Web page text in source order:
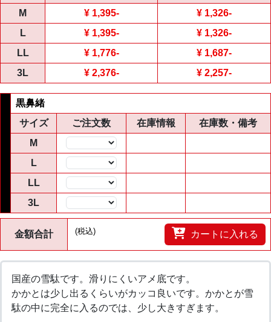
M ¥ 1,395- ¥ 1,326-
L
¥ 1,395- ¥ 1,326-
LL
¥ 1,776- ¥ 1,687-
3L
¥ 2,376- ¥ 2,257-
黒鼻緒
サイズ
ご注文数 在庫情報
在庫数・備考
M
L
LL
3L
金額合計 (税込) カートに入れる
国産の雪駄です。滑りにくいアメ底です。
かかとは少し出るくらいがカッコ良いです。かかとが雪
駄の中に完全に入るのでは、少し大きすぎます。